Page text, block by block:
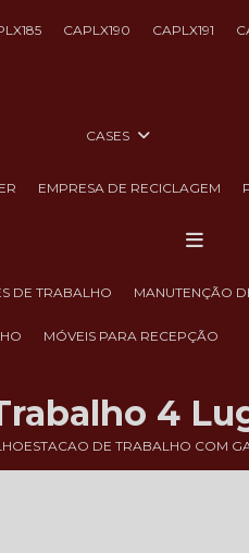
CAPLX190 CAPLX191
CASES
EMPRESA DE RECICLAGEM
DE TRABALHO MANUTENÇÃO
MÓVEIS PARA RECEPÇÃO
ESTACAO DE TRABALHO COM
4